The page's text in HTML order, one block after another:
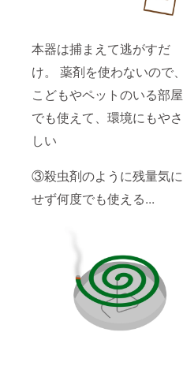
本器は捕まえて逃がすだ
け。 薬剤を使わないので、
こどもやペットのいる部屋
でも使えて、環境にもやさ
しい
③殺虫剤のように残量気に
せず何度でも使える...